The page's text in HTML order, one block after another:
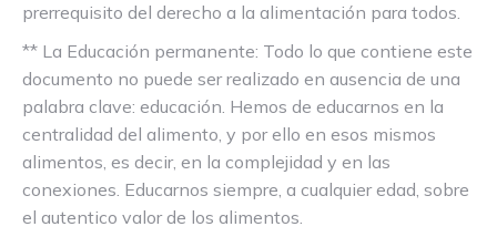
prerrequisito del derecho a la alimentación para todos.
** La Educación permanente: Todo lo que contiene este
documento no puede ser realizado en ausencia de una
palabra clave: educación. Hemos de educarnos en la
centralidad del alimento, y por ello en esos mismos
alimentos, es decir, en la complejidad y en las
conexiones. Educarnos siempre, a cualquier edad, sobre
el autentico valor de los alimentos.